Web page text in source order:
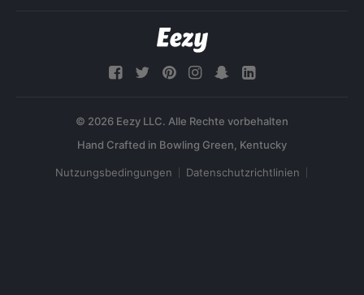
© 2026 Eezy LLC. Alle Rechte vorbehalten
Nutzungsbedingungen Datenschutzrichtlinien